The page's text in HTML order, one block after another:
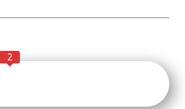
2